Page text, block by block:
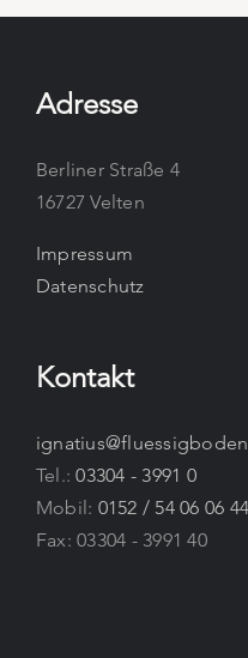
Adresse
Berliner Straße 4
16727 Velten
Impressum
Datenschutz
Kontakt
Tel.:03304 - 3991 0
Mobil: 0152 / 54 06 06 44
Fax: 03304 - 3991 40